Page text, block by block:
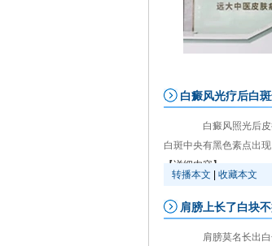
白癜风光疗后白
白癜风照光后皮
白斑中央有黑色素点出
【详细内容】
转播本文
收藏本文
肩膀上长了白块
肩膀莫名长出白